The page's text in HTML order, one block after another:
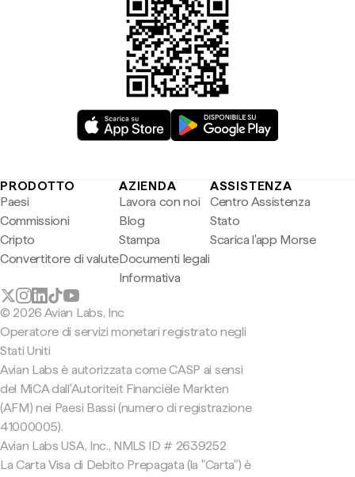
PRODOTTO
Paesi
Commissioni
Cripto
Convertitore di valute
AZIENDA
Lavora con noi
Blog
Stampa
Documenti legali
Informativa
ASSISTENZA
Centro Assistenza
Stato
Scarica l'app Morse
© 2026 Avian Labs, Inc
Operatore di servizi monetari registrato negli
Stati Uniti
Avian Labs è autorizzata come CASP ai sensi
del MiCA dall'Autoriteit Financiële Markten
(AFM) nei Paesi Bassi (numero di registrazione
41000005).
Avian Labs USA, Inc., NMLS ID # 2639252
La Carta Visa di Debito Prepagata (la "Carta") è